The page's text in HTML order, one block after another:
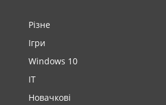
Різне
Ігри
Windows 10
IT
Новачкові